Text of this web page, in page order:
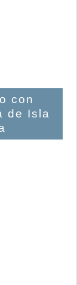
con
de Isla